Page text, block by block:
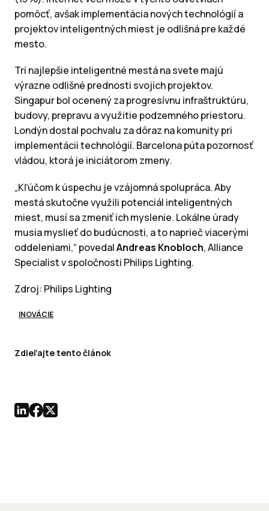
pomôcť, avšak implementácia nových technológií a
projektov inteligentných miest je odlišná pre každé
mesto.
Tri najlepšie inteligentné mestá na svete majú
výrazne odlišné prednosti svojich projektov.
Singapur bol ocenený za progresívnu infraštruktúru,
budovy, prepravu a využitie podzemného priestoru.
Londýn dostal pochvalu za dôraz na komunity pri
implementácii technológií. Barcelona púta pozornosť
vládou, ktorá je iniciátorom zmeny.
„Kľúčom k úspechu je vzájomná spolupráca. Aby
mestá skutočne využili potenciál inteligentných
miest, musí sa zmeniť ich myslenie. Lokálne úrady
musia myslieť do budúcnosti, a to naprieč viacerými
oddeleniami,“ povedalAndreas Knobloch, Alliance
Specialist v spoločnosti Philips Lighting.
Zdroj: Philips Lighting
INOVÁCIE
Zdieľajte tento článok